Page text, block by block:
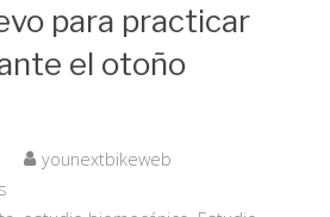
para practicar
el otoño
younextbikeweb